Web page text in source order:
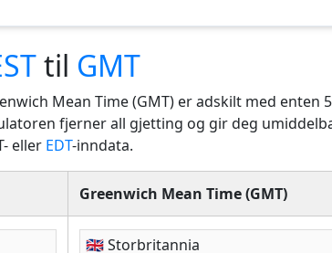
til GMT
Mean Time (GMT) er adskilt med enten
fjerner all gjetting og gir deg
eller EDT-inndata.
Greenwich Mean Time (GMT)
🇬🇧 Storbritannia